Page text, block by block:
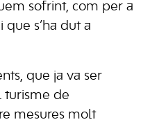
sofrint, com per a
s’ha dut a
que ja va ser
turisme de
mesures molt